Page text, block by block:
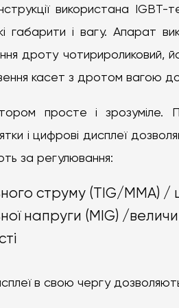
використана
габарити і вагу. Апарат
дроту чотирироликовий,
касет з дротом вагою
просте і
і цифрові дисплеї
за регулювання:
струму (TIG/MMA) /
напруги (MIG) /
в свою чергу